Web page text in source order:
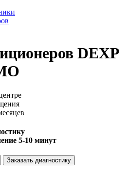
DEXP
5-10 минут
Заказать диагностику